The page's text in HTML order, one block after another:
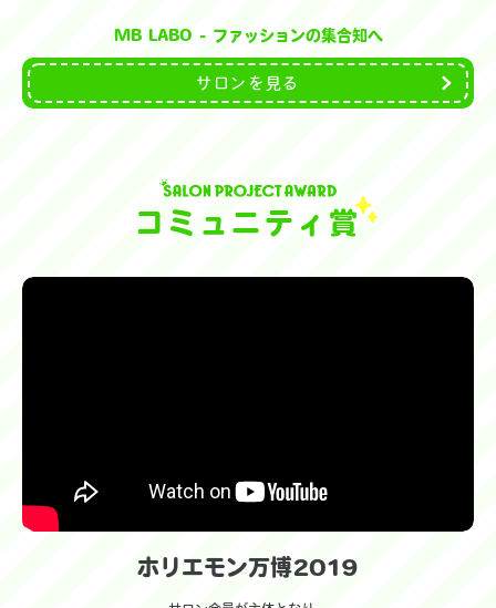
MB LABO - ファッションの集合知へ
サロンを見る
コミュニティ賞
ホリエモン万博2019